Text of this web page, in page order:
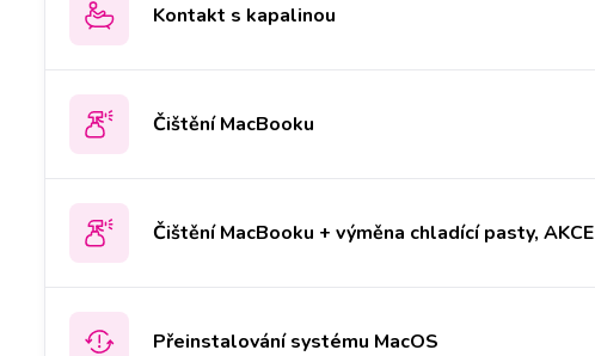
Kontakt s kapalinou
Čištění MacBooku
Čištění MacBooku + výměna chladící pasty, AKCE
Přeinstalování systému MacOS